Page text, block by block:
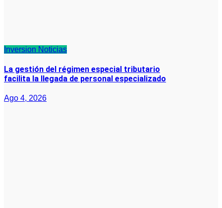
Inversion Noticias
La gestión del régimen especial tributario
facilita la llegada de personal especializado
Ago 4, 2026